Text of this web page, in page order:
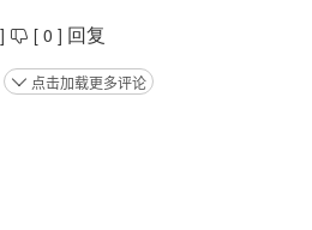
]  [ 0 ] 回复
 点击加载更多评论